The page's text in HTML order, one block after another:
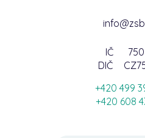
IČ
DIČ
+420 499
+420 608